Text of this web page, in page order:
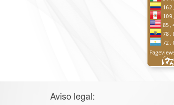
Aviso legal: